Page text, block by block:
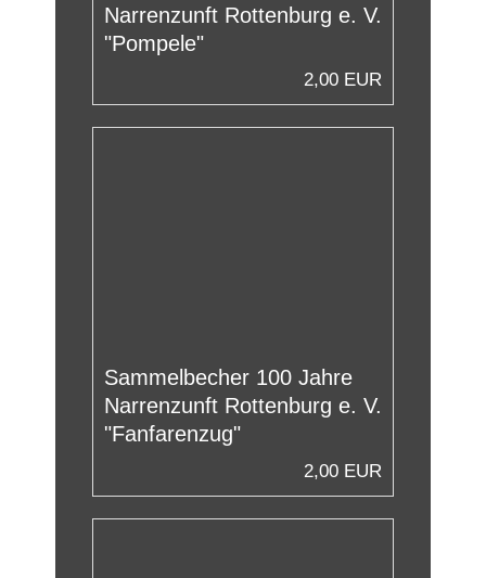
Narrenzunft Rottenburg e. V.
"Pompele"
2,00 EUR
Sammelbecher 100 Jahre
Narrenzunft Rottenburg e. V.
"Fanfarenzug"
2,00 EUR